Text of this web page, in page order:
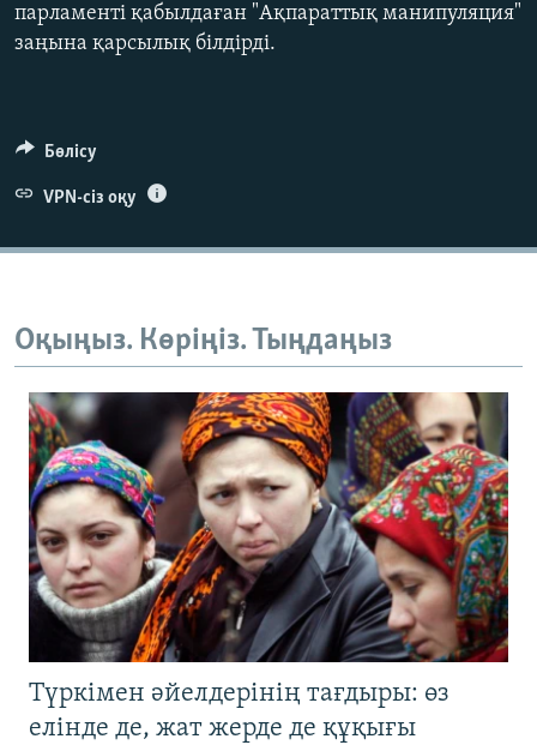
480p
парламенті қабылдаған "Ақпараттық манипуляция"
заңына қарсылық білдірді.
Бөлісу
VPN-сіз оқу
Оқыңыз. Көріңіз. Тыңдаңыз
Түркімен әйелдерінің тағдыры: өз
елінде де, жат жерде де құқығы